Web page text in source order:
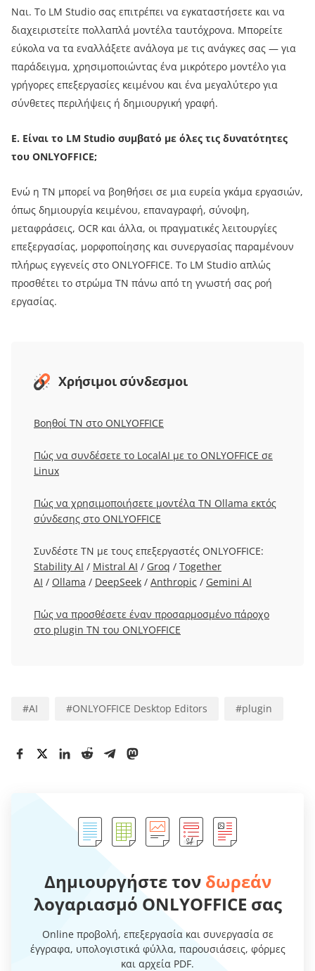
Ναι. Το LM Studio σας επιτρέπει να εγκαταστήσετε και να
διαχειριστείτε πολλαπλά μοντέλα ταυτόχρονα. Μπορείτε
εύκολα να τα εναλλάξετε ανάλογα με τις ανάγκες σας — για
παράδειγμα, χρησιμοποιώντας ένα μικρότερο μοντέλο για
γρήγορες επεξεργασίες κειμένου και ένα μεγαλύτερο για
σύνθετες περιλήψεις ή δημιουργική γραφή.
Ε. Είναι το LM Studio συμβατό με όλες τις δυνατότητες
του ONLYOFFICE;
Ενώ η ΤΝ μπορεί να βοηθήσει σε μια ευρεία γκάμα εργασιών,
όπως δημιουργία κειμένου, επαναγραφή, σύνοψη,
μεταφράσεις, OCR και άλλα, οι πραγματικές λειτουργίες
επεξεργασίας, μορφοποίησης και συνεργασίας παραμένουν
πλήρως εγγενείς στο ONLYOFFICE. Το LM Studio απλώς
προσθέτει το στρώμα ΤΝ πάνω από τη γνωστή σας ροή
εργασίας.
Χρήσιμοι σύνδεσμοι
Βοηθοί ΤΝ στο ONLYOFFICE
Πώς να συνδέσετε το LocalAI με το ONLYOFFICE σε
Linux
Πώς να χρησιμοποιήσετε μοντέλα ΤΝ Ollama εκτός
σύνδεσης στο ONLYOFFICE
Συνδέστε ΤΝ με τους επεξεργαστές ONLYOFFICE:
Stability AI / Mistral AI / Groq / Together
AI / Ollama / DeepSeek / Anthropic / Gemini AI
Πώς να προσθέσετε έναν προσαρμοσμένο πάροχο
στο plugin ΤΝ του ONLYOFFICE
#AI #ONLYOFFICE Desktop Editors #plugin
Δημιουργήστε τον δωρεάν
λογαριασμό ONLYOFFICE σας
Online προβολή, επεξεργασία και συνεργασία σε
έγγραφα, υπολογιστικά φύλλα, παρουσιάσεις, φόρμες
και αρχεία PDF.